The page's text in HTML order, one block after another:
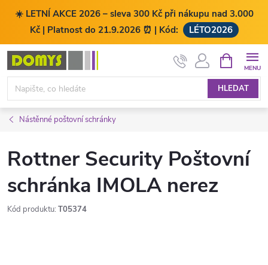
☀️ LETNÍ AKCE 2026 – sleva 300 Kč při nákupu nad 3.000
Kč | Platnost do 21.9.2026 ⏰ | Kód:
LÉTO2026
Přejít
obsah
HLEDAT
NÁKUPNÍ
KOŠÍK
Nástěnné poštovní schránky
Rottner Security Poštovní
schránka IMOLA nerez
Kód produktu: T05374